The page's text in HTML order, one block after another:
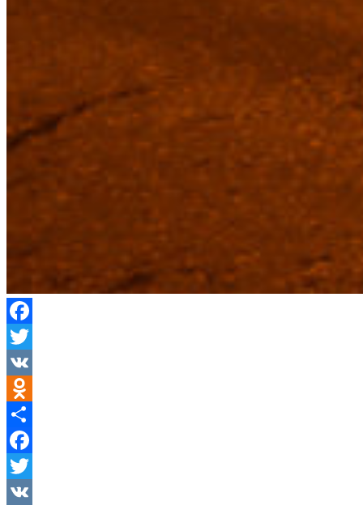
Facebook
Twitter
VK
Odnoklassniki
Отправить
Facebook
Twitter